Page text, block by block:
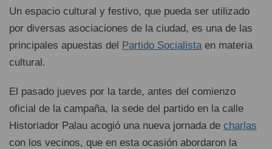
Un espacio cultural y festivo, que pueda ser utilizado
por diversas asociaciones de la ciudad, es una de las
principales apuestas del Partido Socialistaen materia
cultural.
El pasado jueves por la tarde, antes del comienzo
oficial de la campaña, la sede del partido en la calle
Historiador Palau acogió una nueva jornada de charlas
con los vecinos, que en esta ocasión abordaron la